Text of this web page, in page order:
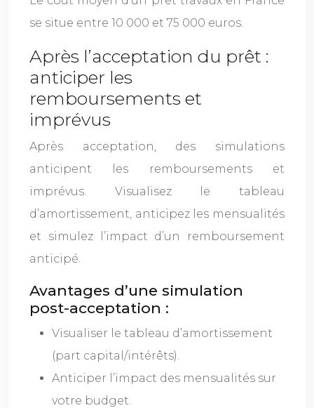
se situe entre 10 000 et 75 000 euros.
Après l’acceptation du prêt :
anticiper les
remboursements et
imprévus
Après acceptation, des simulations
anticipent les remboursements et
imprévus. Visualisez le tableau
d’amortissement, anticipez les mensualités
et simulez l’impact d’un remboursement
anticipé.
Avantages d’une simulation
post-acceptation :
Visualiser le tableau d’amortissement
(part capital/intérêts).
Anticiper l’impact des mensualités sur
votre budget.